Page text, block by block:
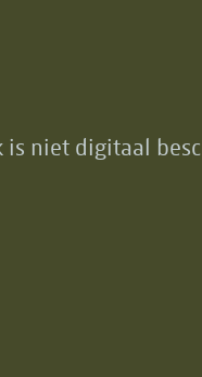
is niet digitaal